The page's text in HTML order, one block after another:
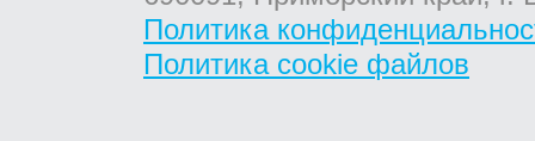
Политика
Политика cookie файлов